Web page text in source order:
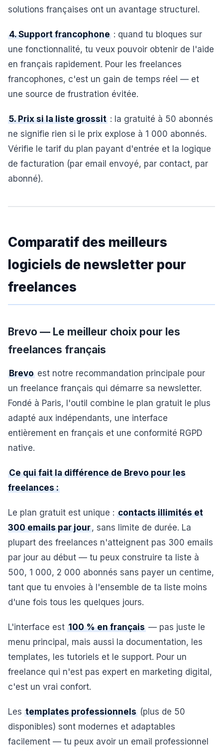
solutions françaises ont un avantage structurel.
4. Support francophone : quand tu bloques sur
une fonctionnalité, tu veux pouvoir obtenir de l'aide
en français rapidement. Pour les freelances
francophones, c'est un gain de temps réel — et
une source de frustration évitée.
5. Prix si la liste grossit : la gratuité à 50 abonnés
ne signifie rien si le prix explose à 1 000 abonnés.
Vérifie le tarif du plan payant d'entrée et la logique
de facturation (par email envoyé, par contact, par
abonné).
Comparatif des meilleurs
logiciels de newsletter pour
freelances
Brevo — Le meilleur choix pour les
freelances français
Brevo est notre recommandation principale pour
un freelance français qui démarre sa newsletter.
Fondé à Paris, l'outil combine le plan gratuit le plus
adapté aux indépendants, une interface
entièrement en français et une conformité RGPD
native.
Ce qui fait la différence de Brevo pour les
freelances :
Le plan gratuit est unique : contacts illimités et
300 emails par jour, sans limite de durée. La
plupart des freelances n'atteignent pas 300 emails
par jour au début — tu peux construire ta liste à
500, 1 000, 2 000 abonnés sans payer un centime,
tant que tu envoies à l'ensemble de ta liste moins
d'une fois tous les quelques jours.
L'interface est 100 % en français — pas juste le
menu principal, mais aussi la documentation, les
templates, les tutoriels et le support. Pour un
freelance qui n'est pas expert en marketing digital,
c'est un vrai confort.
Les templates professionnels (plus de 50
disponibles) sont modernes et adaptables
facilement — tu peux avoir un email professionnel